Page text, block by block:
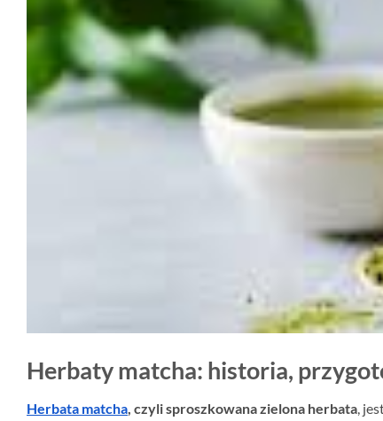
Herbaty matcha: historia,
Herbata matcha, czyli sproszkowana zielona herbata,